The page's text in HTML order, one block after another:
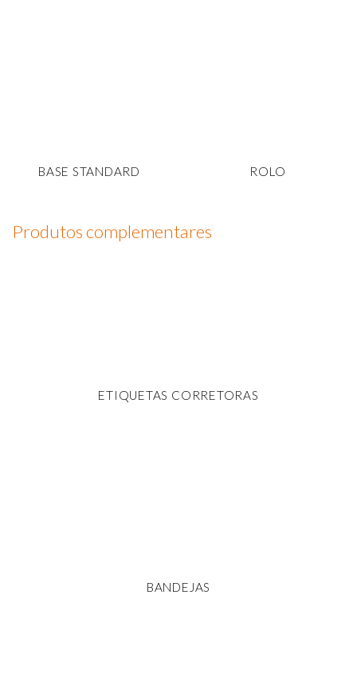
BASE STANDARD ROLO
Produtos complementares
ETIQUETAS CORRETORAS
BANDEJAS